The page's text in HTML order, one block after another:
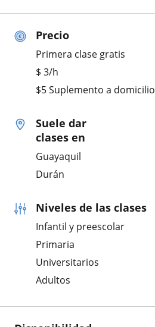
Precio
Primera clase gratis
$ 3/h
$5 Suplemento a domicilio
Suele dar
clases en
Guayaquil
Durán
Niveles de las clases
Infantil y preescolar
Primaria
Universitarios
Adultos